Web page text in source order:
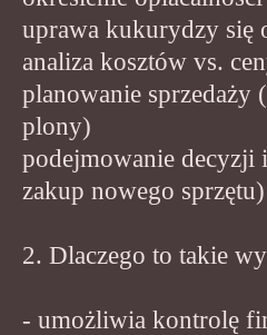
uprawa kukurydzy się
analiza kosztów vs.
planowanie sprzedaży
plony)
podejmowanie
zakup nowego sprzętu)
2. Dlaczego to takie
- umożliwia kontrolę